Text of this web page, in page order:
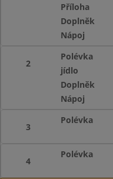
Příloha
Doplněk
Nápoj
2
Polévka
jídlo
Doplněk
Nápoj
3
Polévka
4
Polévka